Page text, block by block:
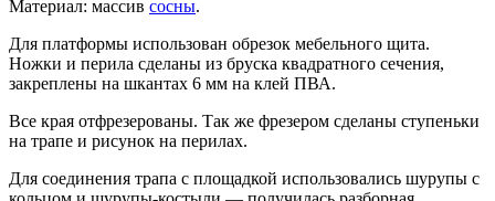
Материал: массив сосны.
Для платформы использован обрезок мебельного щита.
Ножки и перила сделаны из бруска квадратного сечения,
закреплены на шкантах 6 мм на клей ПВА.
Все края отфрезерованы. Так же фрезером сделаны ступеньки
на трапе и рисунок на перилах.
Для соединения трапа с площадкой использовались шурупы с